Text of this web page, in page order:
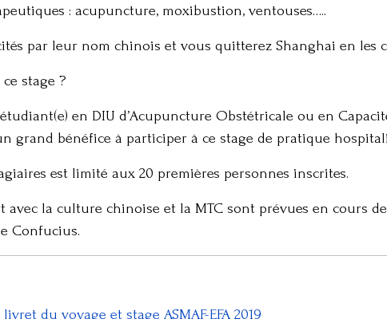
: acupuncture, moxibustion, ventouses…..
par leur nom chinois et vous quitterez Shanghai en les
stage ?
en DIU d’Acupuncture Obstétricale ou en
grand bénéfice à participer à ce stage de pratique
est limité aux 20 premières personnes inscrites.
avec la culture chinoise et la MTC sont prévues en cours
Confucius.
livret du voyage et stage ASMAF-EFA 2019